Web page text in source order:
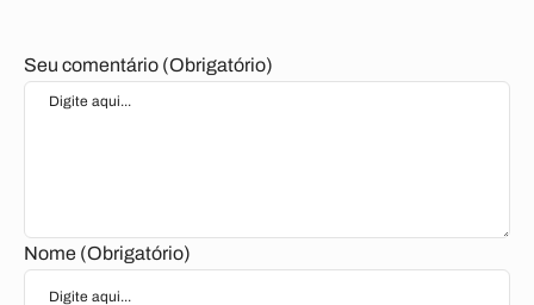
Seu comentário (Obrigatório)
Nome (Obrigatório)